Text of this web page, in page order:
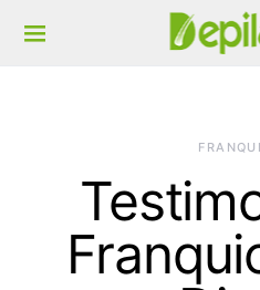
Search for: